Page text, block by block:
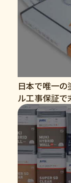
日本で唯一
ル工事保証で